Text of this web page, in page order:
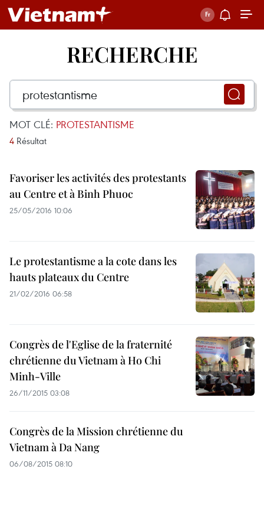
RECHERCHE
MOT CLÉ: PROTESTANTISME
4 Résultat
Favoriser les activités des protestants
au Centre et à Binh Phuoc
25/05/2016 10:06
Le protestantisme a la cote dans les
hauts plateaux du Centre
21/02/2016 06:58
Congrès de l'Eglise de la fraternité
chrétienne du Vietnam à Ho Chi
Minh-Ville
26/11/2015 03:08
Congrès de la Mission chrétienne du
Vietnam à Da Nang
06/08/2015 08:10